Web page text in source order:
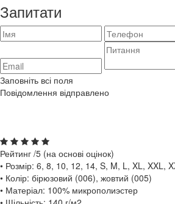
Запитати
Заповніть всі поля
Повідомлення відправлено
Рейтинг /5 (на основі оцінок)
• Розмір: 6, 8, 10, 12, 14, S, M, L, XL, XXL,
• Колір: бірюзовий (006), жовтий (005)
• Матеріал: 100% микрополиэстер